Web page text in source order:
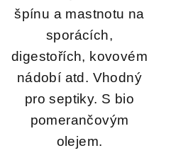
špínu a mastnotu na
sporácích,
digestořích, kovovém
nádobí atd. Vhodný
pro septiky. S bio
pomerančovým
olejem.